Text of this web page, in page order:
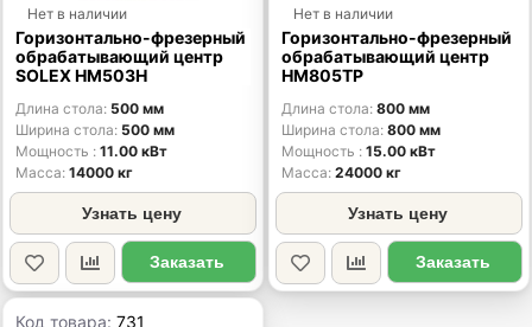
Нет в наличии
Горизонтально-фрезерный
обрабатывающий центр
SOLEX HM503H
Длина стола 500 мм
Ширина стола 500 мм
Мощность
11.00 кВт
Масса 14000 кг
Узнать цену
Заказать
Нет в наличии
Горизонтально-фрезерный
обрабатывающий центр
HM805TP
Длина стола 800 мм
Ширина стола 800 мм
Мощность
15.00 кВт
Масса 24000 кг
Узнать цену
Заказать
Код товара:731